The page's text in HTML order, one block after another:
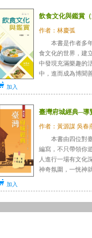
飲食文化與鑑賞
作者：林慶弧
本書是作者多年
食文化的世界，建
中發現充滿樂趣的
中，進而成為博聞
加入
臺灣府城經典─導
作者：黃源謀 吳春
本書由四位對臺
編寫，不只帶領你
人進行一場有文
神奇氛圍，一恍神
加入